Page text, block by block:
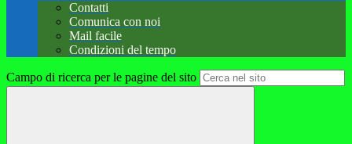
Contatti
Comunica con noi
Mail facile
Condizioni del tempo
Campo di ricerca per le pagine del sito